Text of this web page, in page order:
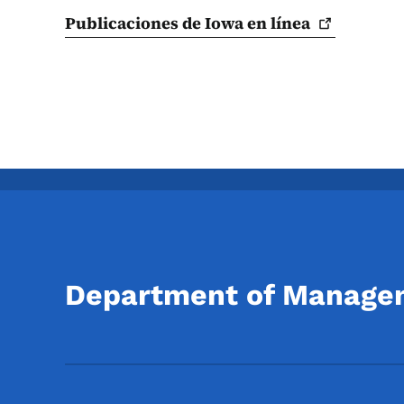
Publicaciones de Iowa enlínea
Department of